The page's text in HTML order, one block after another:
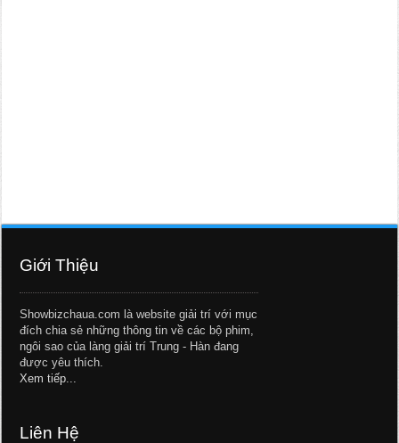
Giới Thiệu
Showbizchaua.com là website giải trí với mục
đích chia sẻ những thông tin về các bộ phim,
ngôi sao của làng giải trí Trung - Hàn đang
được yêu thích.
Xem tiếp...
Liên Hệ